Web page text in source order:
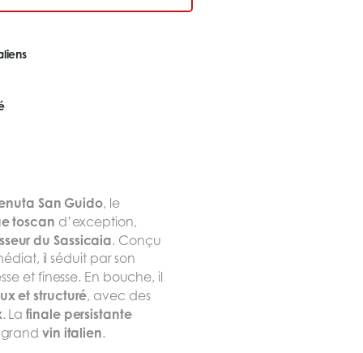
San Guido, le
toscan d’exception,
du Sassicaia. Conçu
il séduit par son
et finesse. En bouche, il
et structuré, avec des
. Lafinale persistante
grandvin italien.